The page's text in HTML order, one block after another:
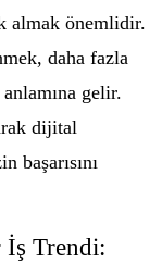
almak önemlidir.
daha fazla
gelir.
dijital
başarısını
İş Trendi: